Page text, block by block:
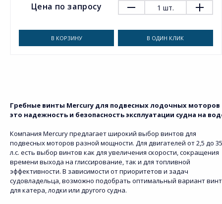
Цена по запросу 1 шт.
В КОРЗИНУ В ОДИН КЛИК
Гребные винты Mercury для подвесных лодочных моторов
это надежность и безопасность эксплуатации судна на
Компания Mercury предлагает широкий выбор винтов для
подвесных моторов разной мощности. Для двигателей от 2,5 до
л.с. есть выбор винтов как для увеличения скорости, сокращения
времени выхода на глиссирование, так и для топливной
эффективности. В зависимости от приоритетов и задач
судовладельца, возможно подобрать оптимальный вариант
для катера, лодки или другого судна.